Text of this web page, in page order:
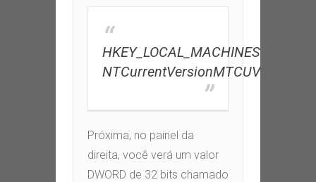
NTCurrentVersionMTCUVC
Próxima, no painel da
direita, você verá um valor
DWORD de 32 bits chamado